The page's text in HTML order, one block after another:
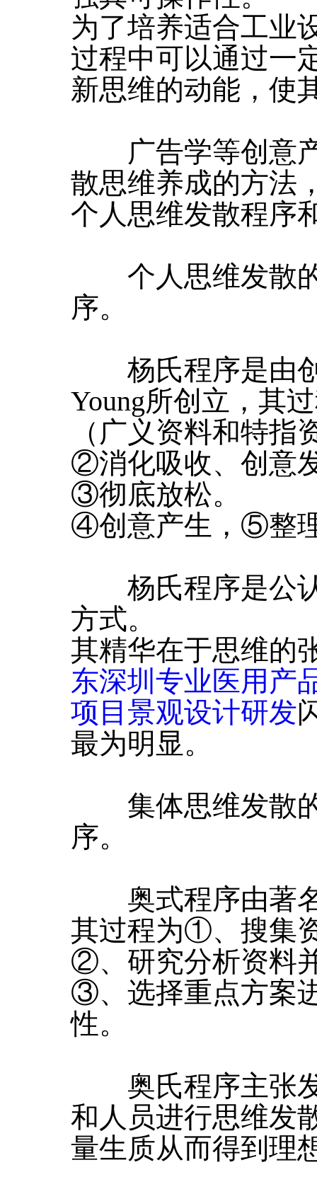
为了培养适合工业
过程中可以通过一
新思维的动能，使
广告学等创意产
散思维养成的方法
个人思维发散程序
个人思维发散的
序。
杨氏程序是由创
Young所创立，其
（广义资料和特指
②消化吸收、创意
③彻底放松。
④创意产生，⑤整
杨氏程序是公认
方式。
其精华在于思维的
东深圳专业医用产
项目景观设计研发
最为明显。
集体思维发散的
序。
奥式程序由著名
其过程为①、搜集
②、研究分析资料
③、选择重点方案
性。
奥氏程序主张发
和人员进行思维发
量生质从而得到理